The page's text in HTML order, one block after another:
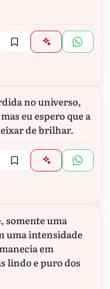
no universo,
eu espero que a
de brilhar.
somente uma
uma intensidade
em
lindo e puro dos